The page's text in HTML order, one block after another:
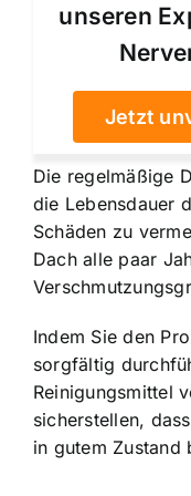
unseren
Jetzt
Die regelmäßige
die Lebensdauer
Schäden zu
Dach alle paar
Indem Sie den
sorgfältig
Reinigungsmittel
sicherstellen,
in gutem Zustand